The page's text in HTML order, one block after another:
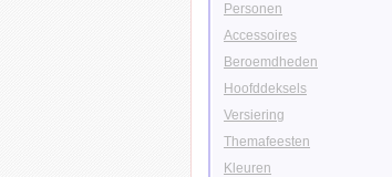
Personen
Accessoires
Beroemdheden
Hoofddeksels
Versiering
Themafeesten
Kleuren